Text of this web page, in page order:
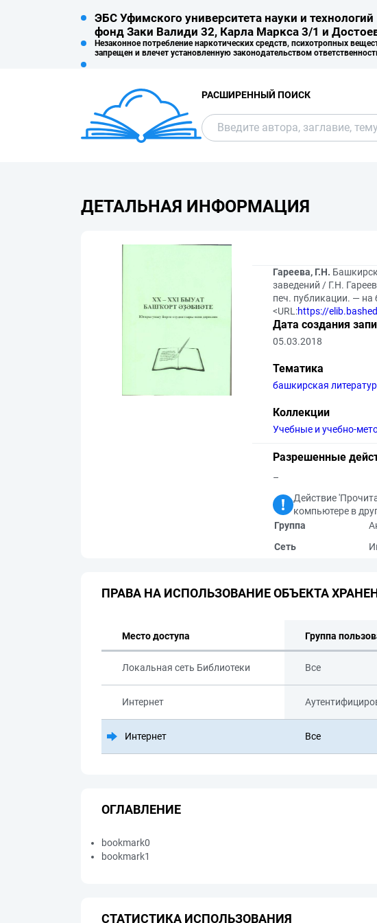
ЭБС Уфимского университета науки и технологий
фонд Заки Валиди 32, Карла Маркса 3/1 и
Незаконное потребление наркотических средств, психотропных
запрещен и влечет установленную законодательством
РАСШИРЕННЫЙ ПОИСК
ДЕТАЛЬНАЯ ИНФОРМАЦИЯ
Гареева, Г.Н.
заведений / Г.Н.
печ. публикации. —
<URL:https://
Дата создания
05.03.2018
Тематика
башкирская
Коллекции
Учебные и учебно-
Разрешенные
–
Действие
компьютере в
Группа
Сеть
ПРАВА НА ИСПОЛЬЗОВАНИЕ ОБЪЕКТА
Место доступа Группа
Локальная сеть Библиотеки Все
Интернет
Интернет Все
ОГЛАВЛЕНИЕ
bookmark0
bookmark1
СТАТИСТИКА ИСПОЛЬЗОВАНИЯ